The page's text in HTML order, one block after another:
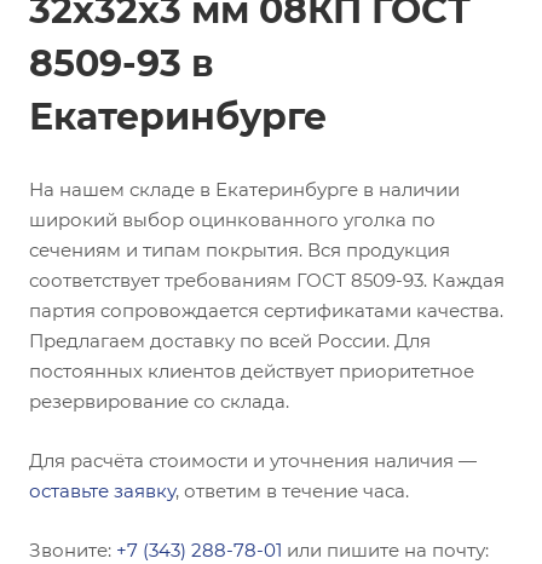
32х32х3 мм 08КП ГОСТ
8509-93 в
Екатеринбурге
На нашем складе в Екатеринбурге в наличии
широкий выбор оцинкованного уголка по
сечениям и типам покрытия. Вся продукция
соответствует требованиям ГОСТ 8509-93. Каждая
партия сопровождается сертификатами качества.
Предлагаем доставку по всей России. Для
постоянных клиентов действует приоритетное
резервирование со склада.
Для расчёта стоимости и уточнения наличия —
оставьте заявку, ответим в течение часа.
Звоните: +7 (343) 288-78-01 или пишите на почту: